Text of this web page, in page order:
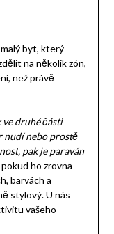
byt, který
na několik zón,
než právě
druhé části
nudí nebo prostě
pak je paraván
ho zrovna
barvách a
stylový. U nás
vašeho